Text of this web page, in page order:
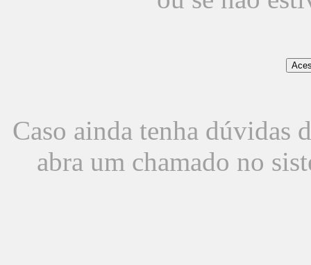
Caso ainda tenha dúvidas
abra um chamado no